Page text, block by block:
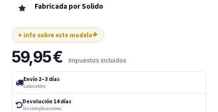
Fabricada por Solido
+ info sobre este modelo
59,95€ Impuestos incluidos
Envío 2–3 días
Laborables
Devolución 14 días
Sin complicaciones